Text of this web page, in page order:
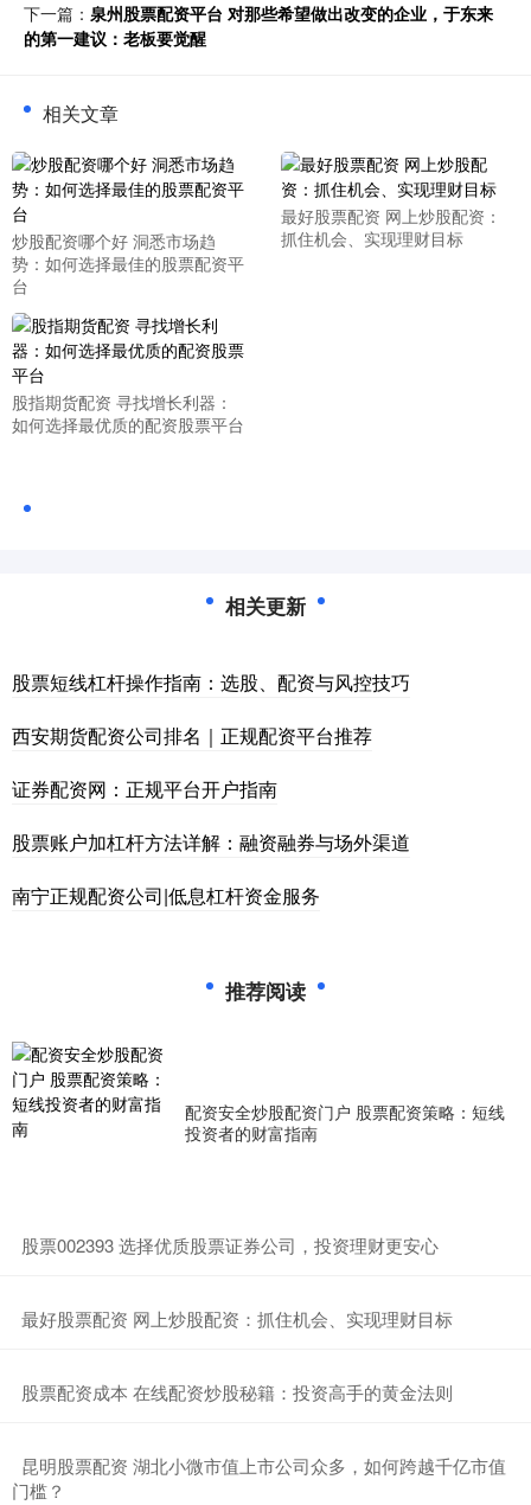
下一篇： 泉州股票配资平台 对那些希望做出改变的企业，于东来
的第一建议：老板要觉醒
相关文章
炒股配资哪个好 洞悉市场趋
势：如何选择最佳的股票配资平
台
最好股票配资 网上炒股配资：
抓住机会、实现理财目标
股指期货配资 寻找增长利器：
如何选择最优质的配资股票平台
相关更新
股票短线杠杆操作指南：选股、配资与风控技巧
西安期货配资公司排名｜正规配资平台推荐
证券配资网：正规平台开户指南
股票账户加杠杆方法详解：融资融券与场外渠道
南宁正规配资公司|低息杠杆资金服务
推荐阅读
配资安全炒股配资门户 股票配资策略：短线
投资者的财富指南
​股票002393 选择优质股票证券公司，投资理财更安心
​最好股票配资 网上炒股配资：抓住机会、实现理财目标
​股票配资成本 在线配资炒股秘籍：投资高手的黄金法则
​昆明股票配资 湖北小微市值上市公司众多，如何跨越千亿市值
门槛？